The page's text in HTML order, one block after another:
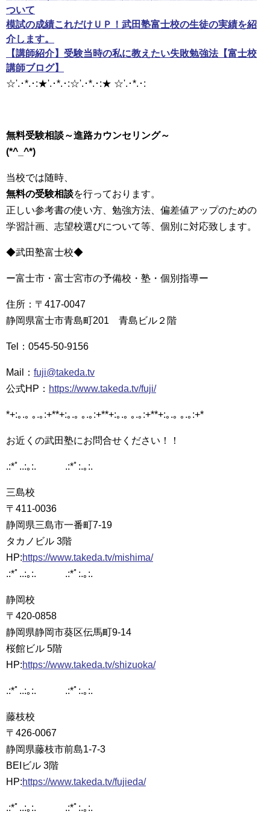
ついて
模試の成績これだけＵＰ！武田塾富士校の生徒の実績を紹
介します。
【講師紹介】受験当時の私に教えたい失敗勉強法【富士校
講師ブログ】
☆'.･*.･:★'.･*.･:☆'.･*.･:★ ☆'.･*.･:
無料受験相談～進路カウンセリング～
(*^_^*)
当校では随時、
無料の受験相談を行っております。
正しい参考書の使い方、勉強方法、偏差値アップのための
学習計画、志望校選びについて等、個別に対応致します。
◆武田塾富士校◆
ー富士市・富士宮市の予備校・塾・個別指導ー
住所：〒417-0047
静岡県富士市青島町201 青島ビル２階
Tel：0545-50-9156
Mail： fuji@takeda.tv
公式HP： https://www.takeda.tv/fuji/
*+:｡.｡ ｡.｡:+**+:｡.｡ ｡.｡:+**+:｡.｡ ｡.｡:+**+:｡.｡ ｡.｡:+*
お近くの武田塾にお問合せください！！
.:*ﾟ..:｡:. .:*ﾟ:.｡:.
三島校
〒411-0036
静岡県三島市一番町7-19
タカノビル 3階
HP:https://www.takeda.tv/mishima/
.:*ﾟ..:｡:. .:*ﾟ:.｡:.
静岡校
〒420-0858
静岡県静岡市葵区伝馬町9-14
桜館ビル 5階
HP:https://www.takeda.tv/shizuoka/
.:*ﾟ..:｡:. .:*ﾟ:.｡:.
藤枝校
〒426-0067
静岡県藤枝市前島1-7-3
BEIビル 3階
HP:https://www.takeda.tv/fujieda/
.:*ﾟ..:｡:. .:*ﾟ:.｡:.